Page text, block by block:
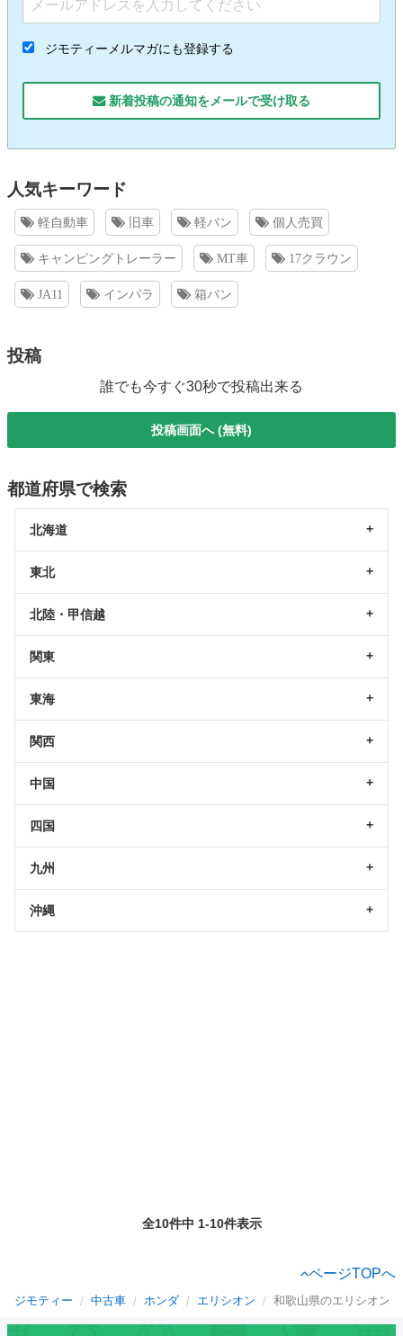
ジモティーメルマガにも登録する
新着投稿の通知をメールで受け取る
人気キーワード
軽自動車 旧車 軽バン 個人売買
キャンピングトレーラー MT車 17クラウン
JA11 インパラ 箱バン
投稿
誰でも今すぐ30秒で投稿出来る
投稿画面へ (無料)
都道府県で検索
北海道
東北
北陸・甲信越
関東
東海
関西
中国
四国
九州
沖縄
全10件中 1-10件表示
ページTOPへ
ジモティー 中古車 ホンダ エリシオン 和歌山県のエリシオン